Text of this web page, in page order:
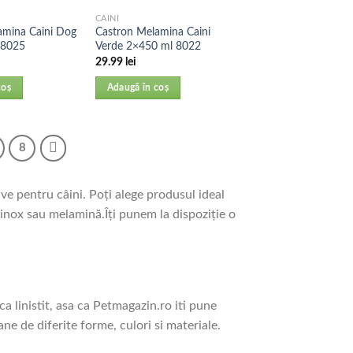
Caini Dog
CAINI
Castron Melamina Caini
Verde 2×450 ml 8022
29.99 lei
Adaugă în coș
8
pentru câini. Poți alege produsul ideal
sau melamină.Îți punem la dispoziție o
linistit, asa ca Petmagazin.ro iti pune
de diferite forme, culori si materiale.